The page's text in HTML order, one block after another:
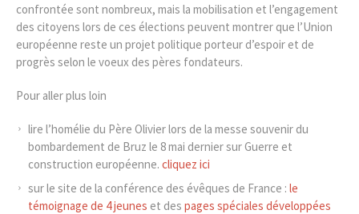
confrontée sont nombreux, mais la mobilisation et l’engagement
des citoyens lors de ces élections peuvent montrer que l’Union
européenne reste un projet politique porteur d’espoir et de
progrès selon le voeux des pères fondateurs.
Pour aller plus loin
lire l’homélie du Père Olivier lors de la messe souvenir du
bombardement de Bruz le 8 mai dernier sur Guerre et
construction européenne. cliquez ici
sur le site de la conférence des évêques de France : le
témoignage de 4 jeunes et des pages spéciales développées